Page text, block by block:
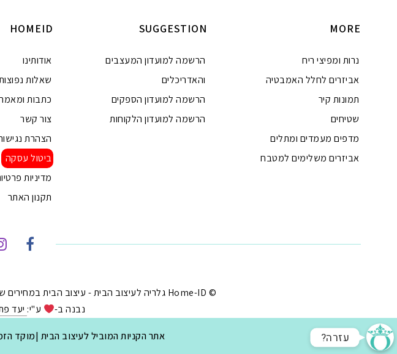
אתר הקניות המוביל לעיצוב הבית |מוקד הזמנות 077-8053030 |ט.ל.ח | רכישה
HOMEID
אודותינו
שאלות
כתבות
צור קשר
הצהרת
ביטול עסקה
מדיניות
תקנון האתר
SUGGESTION
הרשמה למועדון המעצבים
והאדריכלים
הרשמה למועדון הספקים
הרשמה למועדון הלקוחות
MORE
נרות ומפיצי ריח
אביזרים לחלל האמבטיה
תמונות קיר
שטיחים
מדפים מעמדים ומתלים
אביזרים משלימים למטבח
© Home-ID גלריה לעיצוב הבית - עיצוב הבית במחירים שפויים |
נבנה ב-
ע"י: יעד
?עזרה